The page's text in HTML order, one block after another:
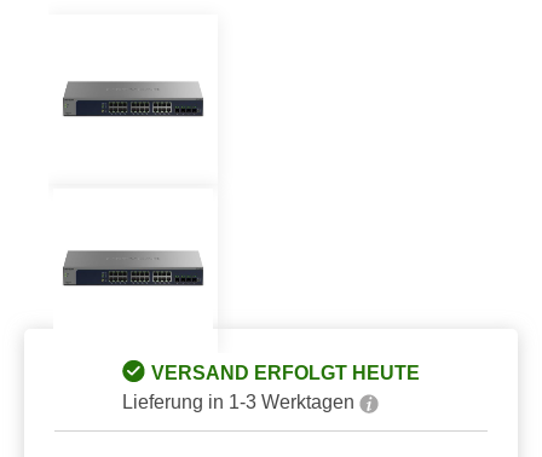
VERSAND ERFOLGT HEUTE
Lieferung in 1-3 Werktagen